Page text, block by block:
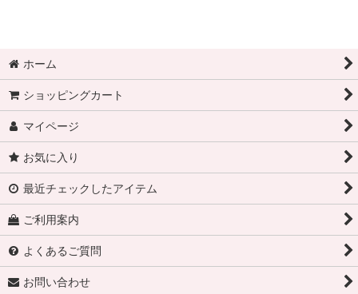
ホーム
ショッピングカート
マイページ
お気に入り
最近チェックしたアイテム
ご利用案内
よくあるご質問
お問い合わせ